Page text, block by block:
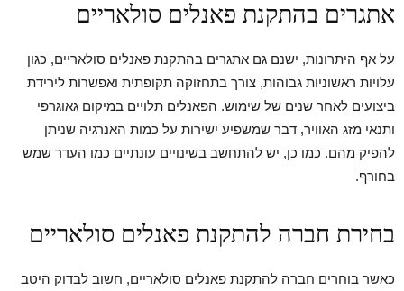
אתגרים בהתקנת פאנלים סולאריים
על אף היתרונות, ישנם גם אתגרים בהתקנת פאנלים סולאריים, כגון
עלויות ראשוניות גבוהות, צורך בתחזוקה תקופתית ואפשרות לירידת
ביצועים לאחר שנים של שימוש. הפאנלים תלויים במיקום גאוגרפי
ותנאי מזג האוויר, דבר שמשפיע ישירות על כמות האנרגיה שניתן
להפיק מהם. כמו כן, יש להתחשב בשינויים עונתיים כמו העדר שמש
בחורף.
בחירת חברה להתקנת פאנלים סולאריים
כאשר בוחרים חברה להתקנת פאנלים סולאריים, חשוב לבדוק היטב